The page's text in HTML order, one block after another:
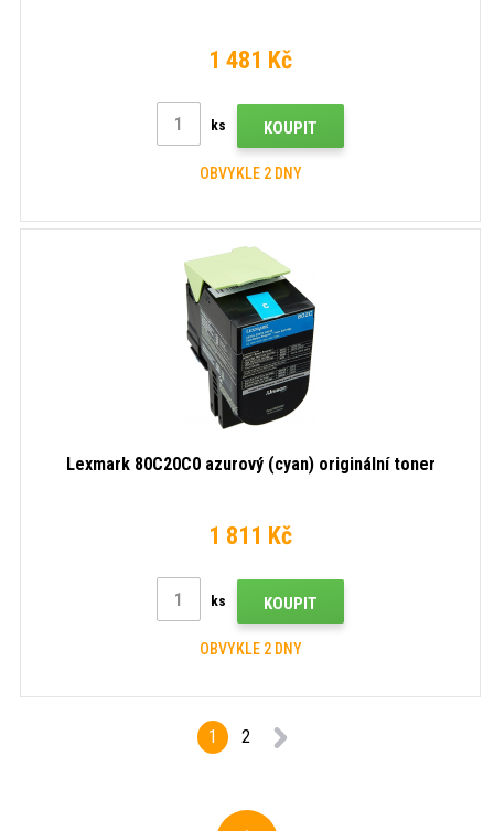
1 481 Kč
ks KOUPIT
OBVYKLE 2 DNY
Lexmark 80C20C0 azurový (cyan) originální toner
1 811 Kč
ks KOUPIT
OBVYKLE 2 DNY
1 2